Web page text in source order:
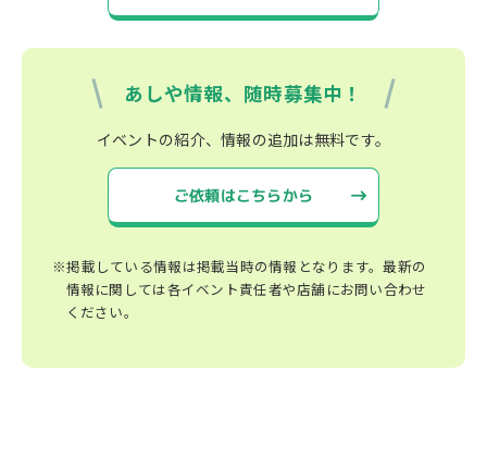
あしや情報、随時募集中！
イベントの紹介、情報の追加は無料です。
ご依頼はこちらから
※掲載している情報は掲載当時の情報となります。最新の
情報に関しては各イベント責任者や店舗にお問い合わせ
ください。